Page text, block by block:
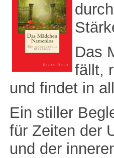
Das
fällt,
und findet in
Ein stiller
für Zeiten der
und der